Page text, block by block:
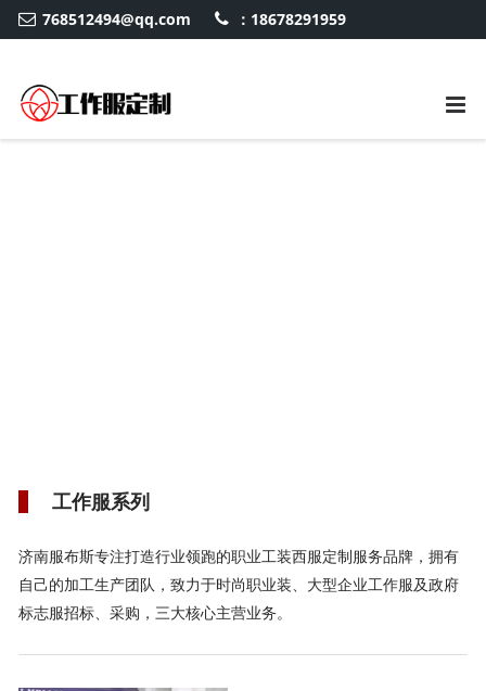
768512494@qq.com ：18678291959
工作服系列
济南服布斯专注打造行业领跑的职业工装西服定制服务品牌，拥有
自己的加工生产团队，致力于时尚职业装、大型企业工作服及政府
标志服招标、采购，三大核心主营业务。